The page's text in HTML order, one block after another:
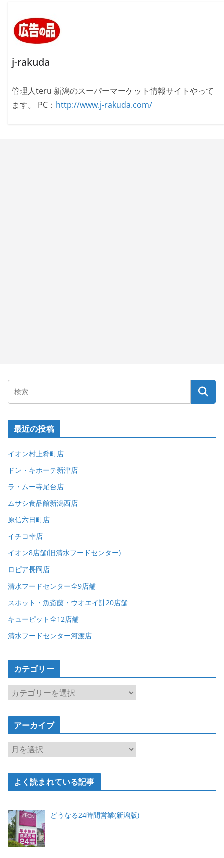
j-rakuda
管理人teru 新潟のスーパーマーケット情報サイトやって
ます。 PC： http://www.j-rakuda.com/
最近の投稿
イオン村上肴町店
ドン・キホーテ新津店
ラ・ムー寺尾台店
ムサシ食品館新潟西店
原信六日町店
イチコ幸店
イオン8店舗(旧清水フードセンター)
ロピア長岡店
清水フードセンター全9店舗
スポット・魚斎藤・ウオエイ計20店舗
キューピット全12店舗
清水フードセンター河渡店
カテゴリー
カ
テ
ゴ
ー
アーカイブ
ア
ー
カ
よく読まれている記事
どうなる24時間営業(新潟版)